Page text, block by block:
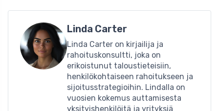
Linda Carter
Linda Carter on kirjailija ja
rahoituskonsultti, joka on
erikoistunut taloustieteisiin,
henkilökohtaiseen rahoitukseen ja
sijoitusstrategioihin. Lindalla on
vuosien kokemus auttamisesta
yksityishenkilöitä ja yrityksiä